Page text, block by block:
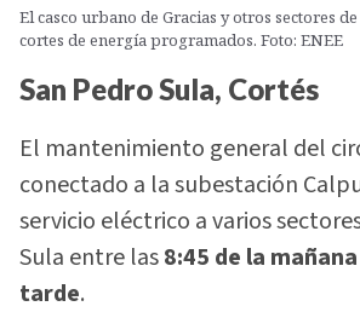
El casco urbano de Gracias y otros sectores
cortes de energía programados. Foto: ENEE
San Pedro Sula, Cortés
El mantenimiento general del
conectado a la subestación
servicio eléctrico a varios
Sula entre las8:45 de la
tarde.